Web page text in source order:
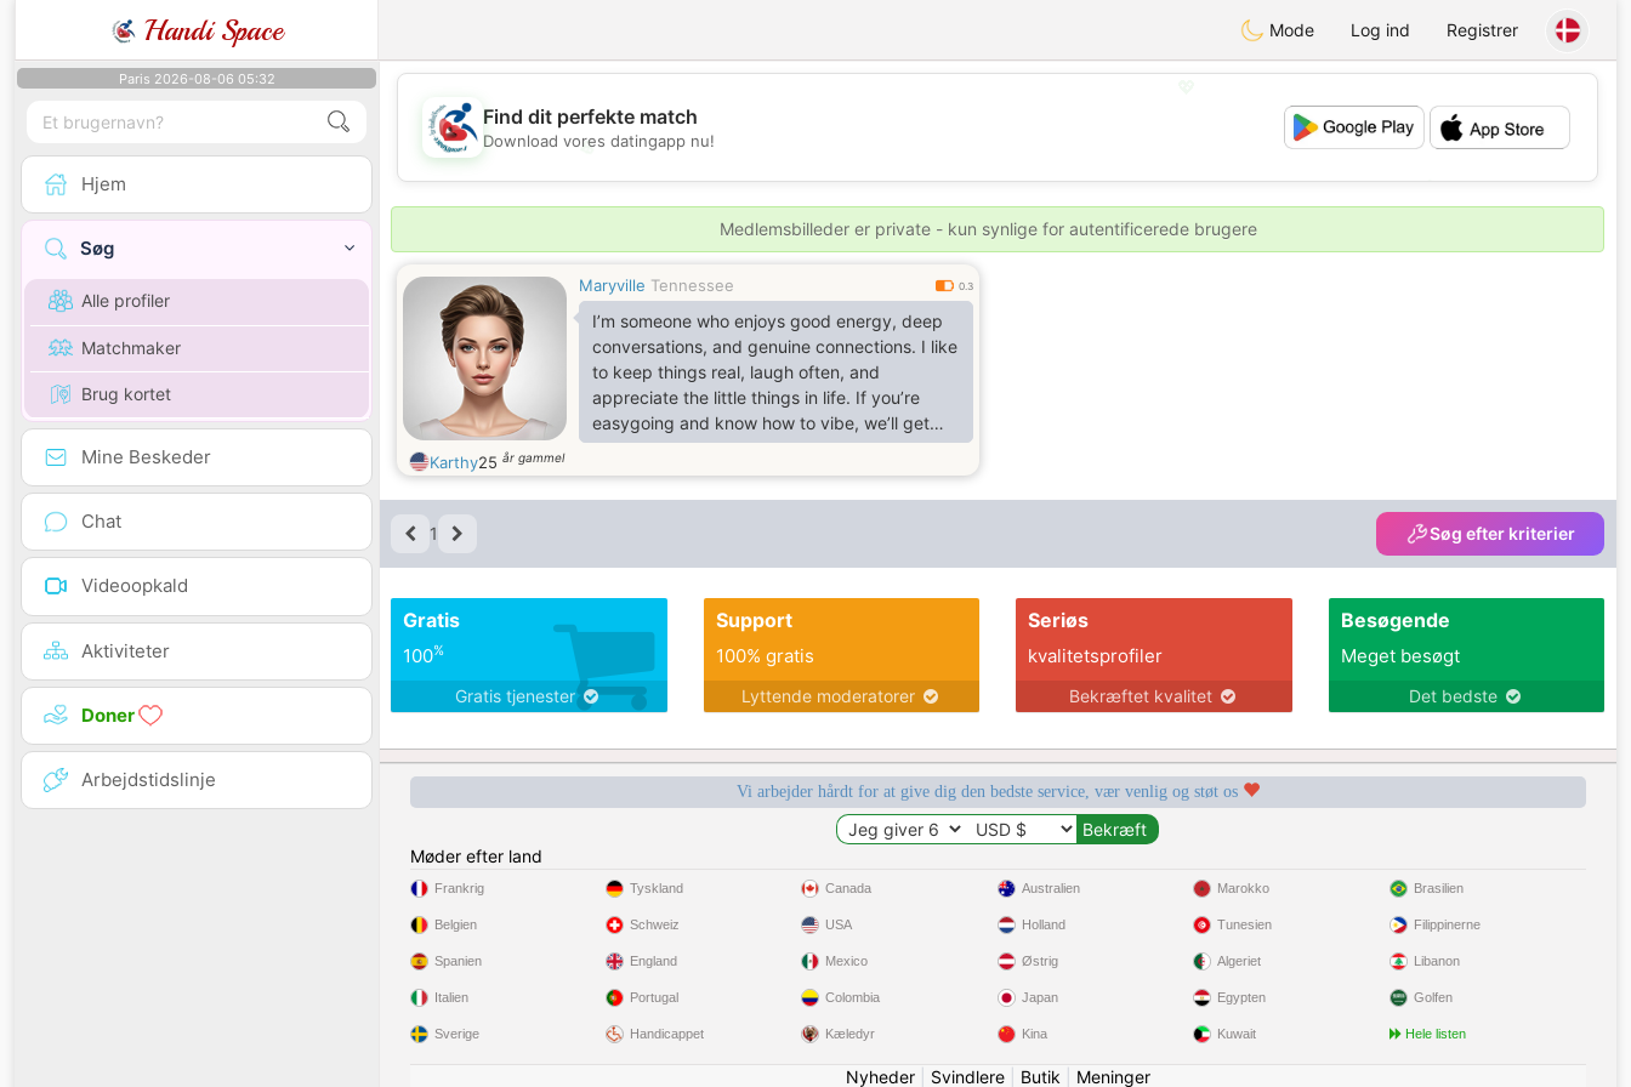
Handi Space Mode Log ind Registrer
Paris 2026-08-06 05:32
Hjem
Søg
Alle profiler
Matchmaker
Brug kortet
Mine Beskeder
Chat
Videoopkald
Aktiviteter
Doner
Arbejdstidslinje
💖
💕
💕
Find dit perfekte match
Download vores datingapp nu!
Medlemsbilleder er private - kun synlige for autentificerede brugere
Maryville Tennessee 0.3
I’m someone who enjoys good energy, deep
conversations, and genuine connections. I like
to keep things real, laugh often, and
appreciate the little things in life. If you’re
easygoing and know how to vibe, we’ll get
along just fine.
Karthy25 år gammel
1 Søg efter kriterier
Gratis
100%
Gratis tjenester
Support
100% gratis
Lyttende moderatorer
Seriøs
kvalitetsprofiler
Bekræftet kvalitet
Besøgende
Meget besøgt
Det bedste
Vi arbejder hårdt for at give dig den bedste service, vær venlig og støt os
Møder efter land
Frankrig
Belgien
Spanien
Italien
Sverige
Tyskland
Schweiz
England
Portugal
Handicappet
Canada
USA
Mexico
Colombia
Kæledyr
Australien
Holland
Østrig
Japan
Kina
Marokko
Tunesien
Algeriet
Egypten
Kuwait
Brasilien
Filippinerne
Libanon
Golfen
Hele listen
Nyheder| Svindlere| Butik Meninger